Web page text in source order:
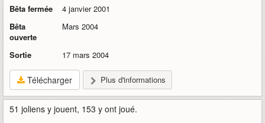
Bêta fermée
4 janvier 2001
Bêta
ouverte
Mars 2004
Sortie 17 mars 2004
Télécharger Plus d'informations
51 joliens y jouent, 153 y ont joué.